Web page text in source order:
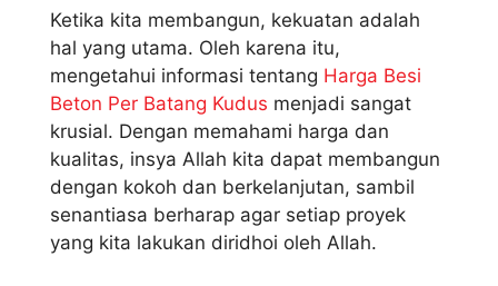
Ketika kita membangun, kekuatan adalah
hal yang utama. Oleh karena itu,
mengetahui informasi tentang Harga Besi
Beton Per Batang Kudus menjadi sangat
krusial. Dengan memahami harga dan
kualitas, insya Allah kita dapat membangun
dengan kokoh dan berkelanjutan, sambil
senantiasa berharap agar setiap proyek
yang kita lakukan diridhoi oleh Allah.